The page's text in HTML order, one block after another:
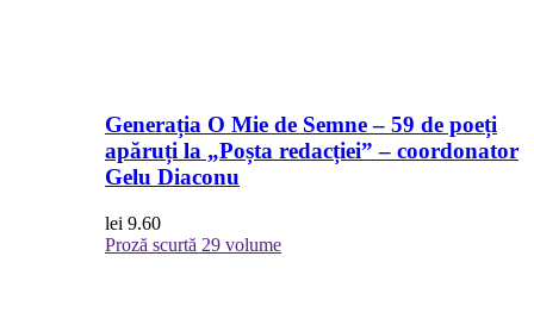
Generația O Mie de Semne – 59 de poeți
apăruți la „Poșta redacției” – coordonator
Gelu Diaconu
lei 9.60
Proză scurtă 29 volume